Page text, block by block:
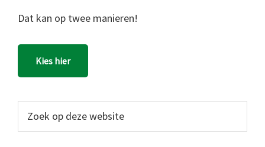
Dat kan op twee manieren!
Kies hier